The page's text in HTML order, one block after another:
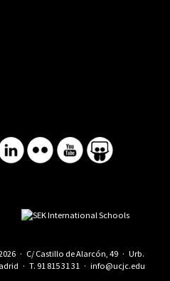
· C/ Castillo de Alarcón, 49 · Urb.
· T. 91 815 31 31 · info@ucjc.edu